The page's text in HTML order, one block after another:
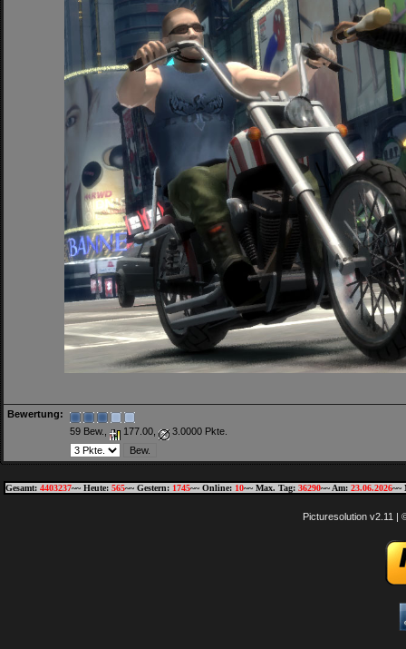
Bewertung:
59 Bew.,
177.00, 3.0000 Pkte.
Gesamt: 4403237~~ Heute: 565~~ Gestern: 1745~~ Online: 10~~ Max. Tag: 36290~~ Am: 23.06.2026~~
Picturesolution v2.11 |